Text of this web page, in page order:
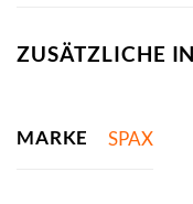
ZUSÄTZLICHE
MARKE SPAX